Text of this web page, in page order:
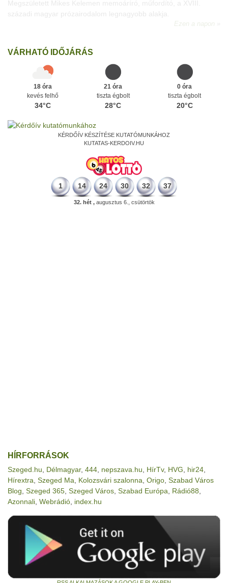
Megszületett Mikes Kelemen memoáríró, műfordító, a XVIII.
századi magyar prózairodalom legnagyobb alakja.
Ezen a napon
VÁRHATÓ IDŐJÁRÁS
18 óra
kevés felhő
34°C
21 óra
tiszta égbolt
28°C
0 óra
tiszta égbolt
20°C
KÉRDŐÍV KÉSZÍTÉSE KUTATÓMUNKÁHOZ
KUTATAS-KERDOIV.HU
1 14 24 30 32 37
32. hét ,augusztus 6., csütörtök
HÍRFORRÁSOK
Szeged.hu Délmagyar, 444 nepszava.hu HírTv, HVG hir24
Hírextra Szeged Ma Kolozsvári szalonna Origo Szabad Város
Blog Szeged 365 Szeged Város Szabad Európa Rádió88
Azonnali Webrádió index.hu